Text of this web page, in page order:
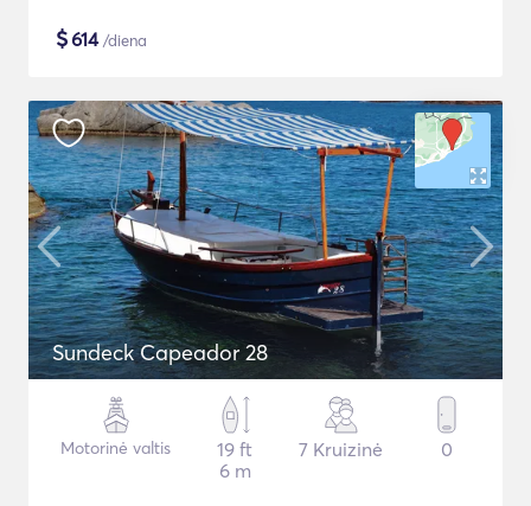
$614/diena
Sundeck Capeador 28
Motorinė valtis
19 ft
6 m
7 Kruizinė 0